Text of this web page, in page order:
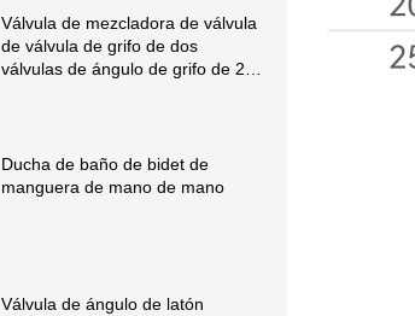
Válvula de mezcladora de válvula
de válvula de grifo de dos
válvulas de ángulo de grifo de 2
Ducha de baño de bidet de
manguera de mano de mano
Válvula de ángulo de latón